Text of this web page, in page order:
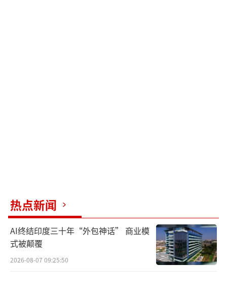
热点新闻
AI终结印度三十年“外包神话” 商业模
式被颠覆
2026-08-07 09:25:50